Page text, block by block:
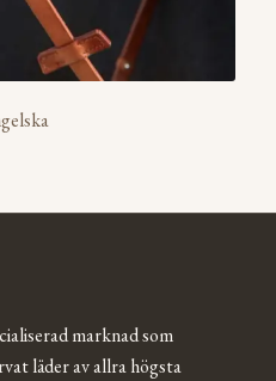
marknad som
läder av allra högsta